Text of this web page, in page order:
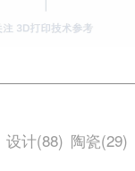
设计(88) 陶瓷(29)